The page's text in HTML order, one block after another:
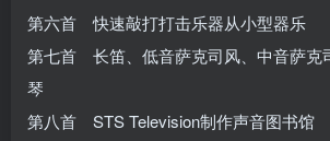
第六首 快速敲打打击乐器从小型器乐
第七首 长笛、低音萨克司风、中音萨克
琴
第八首 STS Television制作声音图书馆